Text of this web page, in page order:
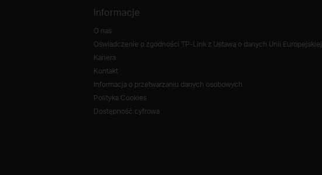
Informacje
O nas
Oświadczenie o zgodności TP-Link z Ustawą o danych Unii Europejskiej
Kariera
Kontakt
Informacja o przetwarzaniu danych osobowych
Polityka Cookies
Dostępność cyfrowa